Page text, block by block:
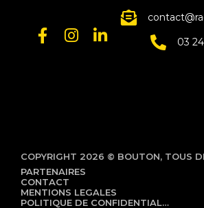
03
COPYRIGHT 2026 © BOUTON, TOUS
PARTENAIRES
CONTACT
MENTIONS LEGALES
POLITIQUE DE CONFIDENTIALITÉ